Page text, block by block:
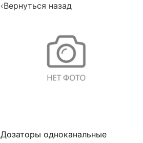
‹Вернуться назад
Дозаторы одноканальные